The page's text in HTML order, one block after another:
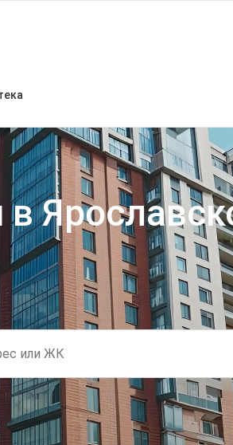
в